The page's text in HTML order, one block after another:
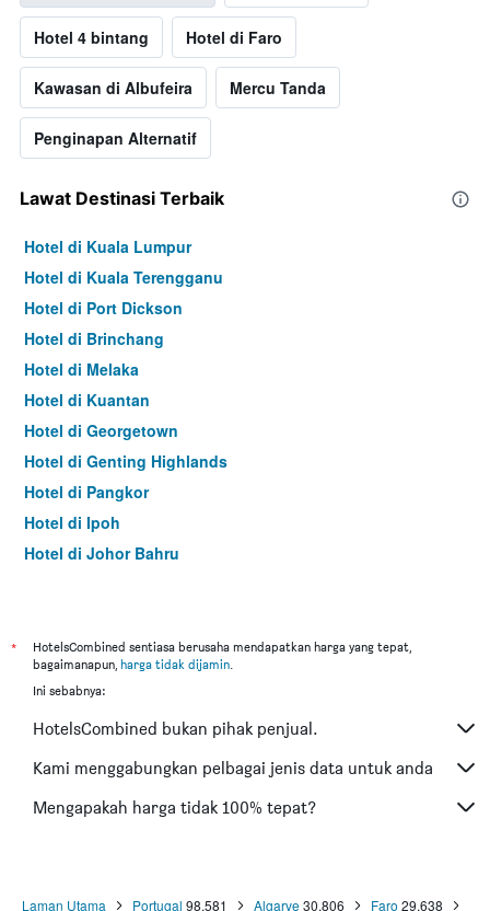
Hotel 4 bintang Hotel di Faro
Kawasan di Albufeira Mercu Tanda
Penginapan Alternatif
Lawat Destinasi Terbaik
Hotel di Kuala Lumpur
Hotel di Kuala Terengganu
Hotel di Port Dickson
Hotel di Brinchang
Hotel di Melaka
Hotel di Kuantan
Hotel di Georgetown
Hotel di Genting Highlands
Hotel di Pangkor
Hotel di Ipoh
Hotel di Johor Bahru
Hotel di Kuching
Hotel di Tokyo
Hotel di Bangkok
Hotel di Putrajaya
Hotel di Shah Alam
*
HotelsCombined sentiasa berusaha mendapatkan harga yang tepat,
bagaimanapun, harga tidak dijamin.
Ini sebabnya:
HotelsCombined bukan pihak penjual.
Kami menggabungkan pelbagai jenis data untuk anda
Mengapakah harga tidak 100% tepat?
Laman Utama Portugal 98,581 Algarve 30,806 Faro 29,638